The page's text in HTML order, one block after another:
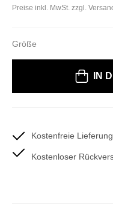
Preise inkl. MwSt. zzgl.
Größe
IN
Kostenfreie
Kostenloser